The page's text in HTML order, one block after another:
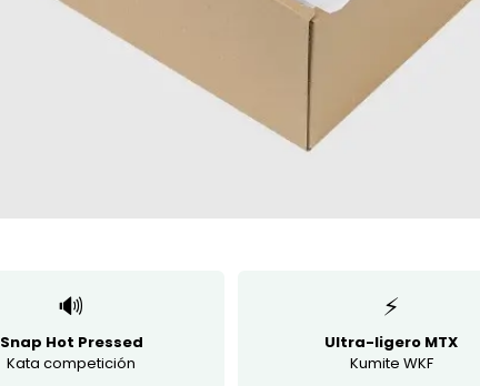
🔊
Snap Hot Pressed
Kata competición
⚡
Ultra-ligero MTX
Kumite WKF